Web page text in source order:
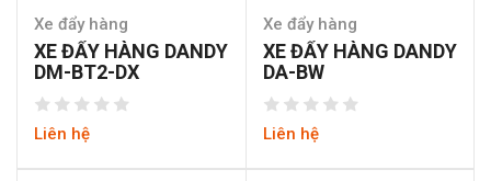
Xe đẩy hàng
XE ĐẨY HÀNG DANDY
DM-BT2-DX
Liên hệ
Xe đẩy hàng
XE ĐẨY HÀNG DANDY
DA-BW
Liên hệ